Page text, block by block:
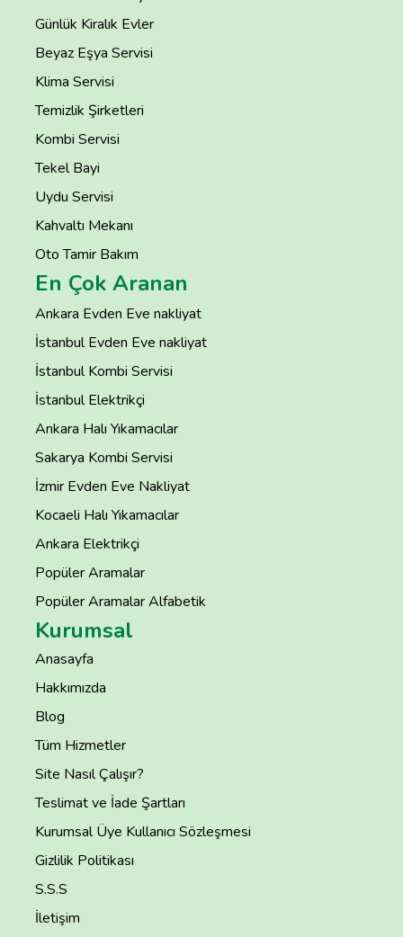
Günlük Kiralık Evler
Beyaz Eşya Servisi
Klima Servisi
Temizlik Şirketleri
Kombi Servisi
Tekel Bayi
Uydu Servisi
Kahvaltı Mekanı
Oto Tamir Bakım
En Çok Aranan
Ankara Evden Eve nakliyat
İstanbul Evden Eve nakliyat
İstanbul Kombi Servisi
İstanbul Elektrikçi
Ankara Halı Yıkamacılar
Sakarya Kombi Servisi
İzmir Evden Eve Nakliyat
Kocaeli Halı Yıkamacılar
Ankara Elektrikçi
Popüler Aramalar
Popüler Aramalar Alfabetik
Kurumsal
Anasayfa
Hakkımızda
Blog
Tüm Hizmetler
Site Nasıl Çalışır?
Teslimat ve İade Şartları
Kurumsal Üye Kullanıcı Sözleşmesi
Gizlilik Politikası
S.S.S
İletişim